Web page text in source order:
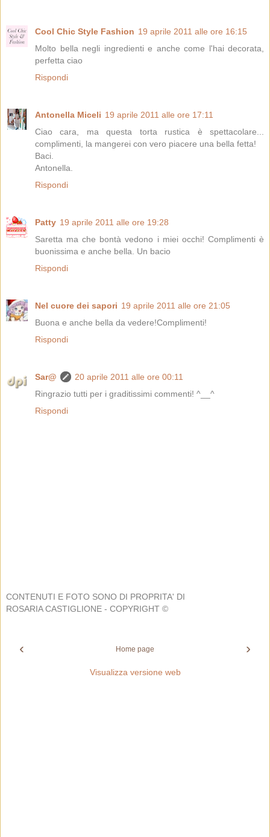
Cool Chic Style Fashion 19 aprile 2011 alle ore 16:15
Molto bella negli ingredienti e anche come l'hai decorata,
perfetta ciao
Rispondi
Antonella Miceli 19 aprile 2011 alle ore 17:11
Ciao cara, ma questa torta rustica è spettacolare...
complimenti, la mangerei con vero piacere una bella fetta!
Baci.
Antonella.
Rispondi
Patty 19 aprile 2011 alle ore 19:28
Saretta ma che bontà vedono i miei occhi! Complimenti è
buonissima e anche bella. Un bacio
Rispondi
Nel cuore dei sapori 19 aprile 2011 alle ore 21:05
Buona e anche bella da vedere!Complimenti!
Rispondi
Sar@
20 aprile 2011 alle ore 00:11
Ringrazio tutti per i graditissimi commenti! ^__^
Rispondi
CONTENUTI E FOTO SONO DI PROPRITA' DI
ROSARIA CASTIGLIONE - COPYRIGHT ©
‹ ›
Home page
Visualizza versione web